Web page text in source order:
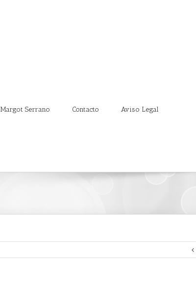
Margot Serrano Contacto Aviso Legal